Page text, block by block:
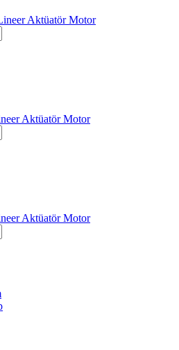
Aktüatör Motor
Aktüatör Motor
Aktüatör Motor